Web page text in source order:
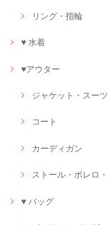
リング・指輪
♥ 水着
♥アウター
ジャケット・スーツ
コート
カーディガン
ストール・ボレロ
♥ バッグ